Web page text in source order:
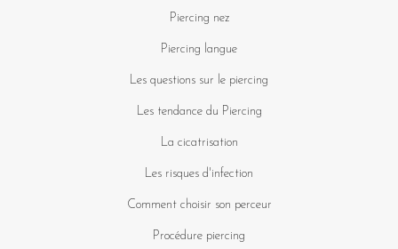
Piercing nez
Piercing langue
Les questions sur le piercing
Les tendance du Piercing
La cicatrisation
Les risques d'infection
Comment choisir son perceur
Procédure piercing